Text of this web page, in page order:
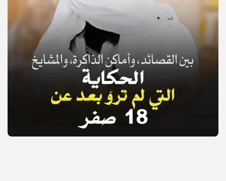
© Copyright 2025, APS